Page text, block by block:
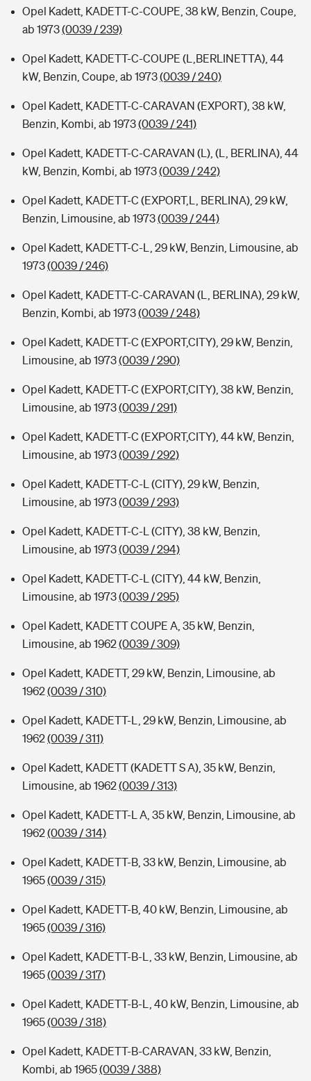
Opel Kadett, KADETT-C-COUPE, 38 kW, Benzin, Coupe,
ab 1973(0039 / 239)
Opel Kadett, KADETT-C-COUPE (L,BERLINETTA), 44
kW, Benzin, Coupe, ab 1973(0039 / 240)
Opel Kadett, KADETT-C-CARAVAN (EXPORT), 38 kW,
Benzin, Kombi, ab 1973(0039 / 241)
Opel Kadett, KADETT-C-CARAVAN (L), (L, BERLINA), 44
kW, Benzin, Kombi, ab 1973(0039 / 242)
Opel Kadett, KADETT-C (EXPORT,L, BERLINA), 29 kW,
Benzin, Limousine, ab 1973(0039 / 244)
Opel Kadett, KADETT-C-L, 29 kW, Benzin, Limousine, ab
1973(0039 / 246)
Opel Kadett, KADETT-C-CARAVAN (L, BERLINA), 29 kW,
Benzin, Kombi, ab 1973(0039 / 248)
Opel Kadett, KADETT-C (EXPORT,CITY), 29 kW, Benzin,
Limousine, ab 1973(0039 / 290)
Opel Kadett, KADETT-C (EXPORT,CITY), 38 kW, Benzin,
Limousine, ab 1973(0039 / 291)
Opel Kadett, KADETT-C (EXPORT,CITY), 44 kW, Benzin,
Limousine, ab 1973(0039 / 292)
Opel Kadett, KADETT-C-L (CITY), 29 kW, Benzin,
Limousine, ab 1973(0039 / 293)
Opel Kadett, KADETT-C-L (CITY), 38 kW, Benzin,
Limousine, ab 1973(0039 / 294)
Opel Kadett, KADETT-C-L (CITY), 44 kW, Benzin,
Limousine, ab 1973(0039 / 295)
Opel Kadett, KADETT COUPE A, 35 kW, Benzin,
Limousine, ab 1962(0039 / 309)
Opel Kadett, KADETT, 29 kW, Benzin, Limousine, ab
1962(0039 / 310)
Opel Kadett, KADETT-L, 29 kW, Benzin, Limousine, ab
1962(0039 / 311)
Opel Kadett, KADETT (KADETT S A), 35 kW, Benzin,
Limousine, ab 1962(0039 / 313)
Opel Kadett, KADETT-L A, 35 kW, Benzin, Limousine, ab
1962(0039 / 314)
Opel Kadett, KADETT-B, 33 kW, Benzin, Limousine, ab
1965(0039 / 315)
Opel Kadett, KADETT-B, 40 kW, Benzin, Limousine, ab
1965(0039 / 316)
Opel Kadett, KADETT-B-L, 33 kW, Benzin, Limousine, ab
1965(0039 / 317)
Opel Kadett, KADETT-B-L, 40 kW, Benzin, Limousine, ab
1965(0039 / 318)
Opel Kadett, KADETT-B-CARAVAN, 33 kW, Benzin,
Kombi, ab 1965(0039 / 388)